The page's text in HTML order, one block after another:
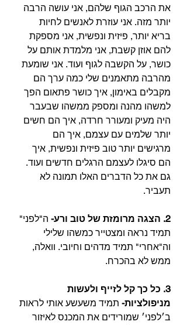
את הרכב הגוף שלהם, אני עושה הרבה
יותר מזה. אני עוזרת לאנשים לחיות
בריא יותר, פיזית ונפשית, אני מספקת
להם אוזן קשבת, אני מלמדת אותם על
כושר, על הקשבה לגוף ועוד. אני שומעת
מהרבה מתאמנים שלי כמה ערך הם
מקבלים באימון, איך כושר פתאום הפך
למשהו מהנה ומספק ממשהו שבעבר
היה מעיק ומעורר חרדה, איך הם חשים
יותר שלמים עם עצמם, איך הם
מרגישים יותר טוב פיזית ונפשית, איך
הם סיגלו לעצמם הרגלים חדשים ועוד.
גם את כל הדברים האלו תמונה לא
תעביר.⁣⁣⁣
2. הצגה מרומזת של טוב ורע-
ה"לפני"
תמיד נראה ומצטייר כמשהו שלילי
וה"אחרי" תמיד מדהים וחיובי. וואלה,
ממש לא בהכרח. ⁣⁣⁣
3. כל כך קל לזייף ולעשות
מניפולציות- תמיד משעשע אותי לראות
ב׳לפני׳ שמורידים את המכנס לאיזור